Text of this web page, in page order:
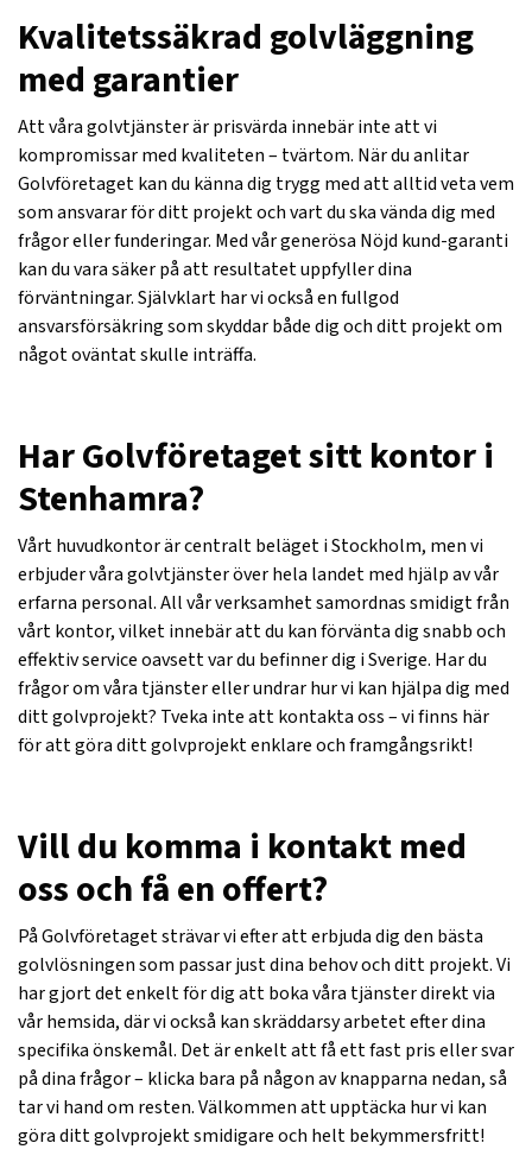
Kvalitetssäkrad golvläggning
med garantier
Att våra golvtjänster är prisvärda innebär inte att vi
kompromissar med kvaliteten – tvärtom. När du anlitar
Golvföretaget kan du känna dig trygg med att alltid veta vem
som ansvarar för ditt projekt och vart du ska vända dig med
frågor eller funderingar. Med vår generösa Nöjd kund-garanti
kan du vara säker på att resultatet uppfyller dina
förväntningar. Självklart har vi också en fullgod
ansvarsförsäkring som skyddar både dig och ditt projekt om
något oväntat skulle inträffa.
Har Golvföretaget sitt kontor i
Stenhamra?
Vårt huvudkontor är centralt beläget i Stockholm, men vi
erbjuder våra golvtjänster över hela landet med hjälp av vår
erfarna personal. All vår verksamhet samordnas smidigt från
vårt kontor, vilket innebär att du kan förvänta dig snabb och
effektiv service oavsett var du befinner dig i Sverige. Har du
frågor om våra tjänster eller undrar hur vi kan hjälpa dig med
ditt golvprojekt? Tveka inte att kontakta oss – vi finns här
för att göra ditt golvprojekt enklare och framgångsrikt!
Vill du komma i kontakt med
oss och få en offert?
På Golvföretaget strävar vi efter att erbjuda dig den bästa
golvlösningen som passar just dina behov och ditt projekt. Vi
har gjort det enkelt för dig att boka våra tjänster direkt via
vår hemsida, där vi också kan skräddarsy arbetet efter dina
specifika önskemål. Det är enkelt att få ett fast pris eller svar
på dina frågor – klicka bara på någon av knapparna nedan, så
tar vi hand om resten. Välkommen att upptäcka hur vi kan
göra ditt golvprojekt smidigare och helt bekymmersfritt!